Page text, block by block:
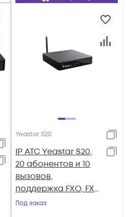
Yeastar S20
IP АТС Yeastar S20,
20 абонентов и 10
вызовов,
поддержка FXO, FXS,
GSM, BRI
Под заказ